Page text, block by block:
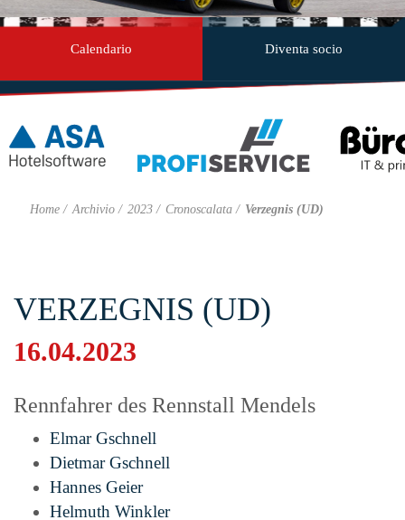
Calendario Diventa socio
Home Archivio 2023 Cronoscalata Verzegnis (UD)
VERZEGNIS (UD)
16.04.2023
Rennfahrer des Rennstall Mendels
Elmar Gschnell
Dietmar Gschnell
Hannes Geier
Helmuth Winkler